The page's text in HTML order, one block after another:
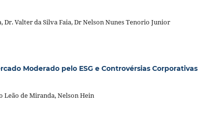
Valter da Silva Faia, Dr Nelson Nunes Tenorio Junior
Moderado pelo ESG e Controvérsias Corporativas
Leão de Miranda, Nelson Hein